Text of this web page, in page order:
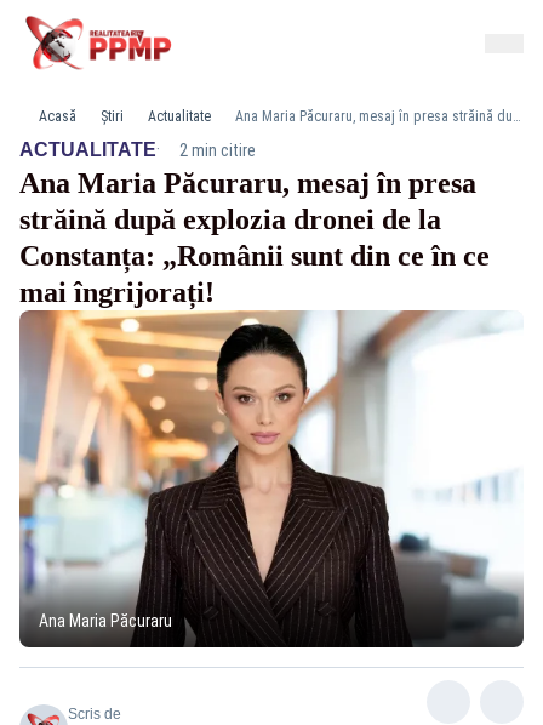
Acasă Știri Actualitate Ana Maria Păcuraru, mesaj în presa străină după explozia dronei de la Constanța: „Românii sunt din ce în ce mai îngrijorați!
ACTUALITATE· 2 min citire
Ana Maria Păcuraru, mesaj în presa
străină după explozia dronei de la
Constanța: „Românii sunt din ce în ce
mai îngrijorați!
Ana Maria Păcuraru
Scris de